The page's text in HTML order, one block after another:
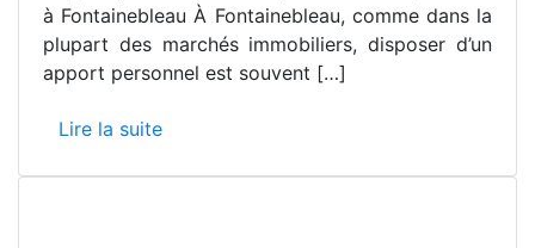
à Fontainebleau À Fontainebleau, comme dans la
plupart des marchés immobiliers, disposer d’un
apport personnel est souvent […]
Lire la suite